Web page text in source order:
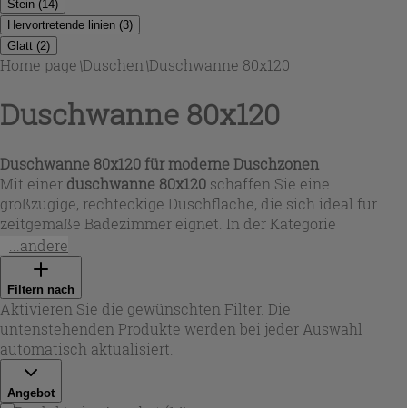
Stein (14)
Hervortretende linien (3)
Glatt (2)
Home page\Duschen \Duschwanne 80x120
Duschwanne 80x120
Duschwanne 80x120 für moderne Duschzonen
Mit einer duschwanne 80x120 schaffen Sie eine
großzügige, rechteckige Duschfläche, die sich ideal für
zeitgemäße Badezimmer eignet. In der Kategorie
Duschwanne 80x120
Aufbauhöhe, die eine klare Linienführung unterstützen
und den Einstieg erleichtern. Viele Ausführungen setzen
auf strukturierte Oberflächen in Steinoptik für mehr
Standfestigkeit, andere auf glatte Keramik-Looks für ein
klassisches, glänzendes Finish. Bei Iperceramica wählen
Sie gezielt nach Optik, Material und Einbauwunsch.
...andere
Filtern nach
Aktivieren Sie die gewünschten Filter. Die
untenstehenden Produkte werden bei jeder Auswahl
automatisch aktualisiert.
Angebot